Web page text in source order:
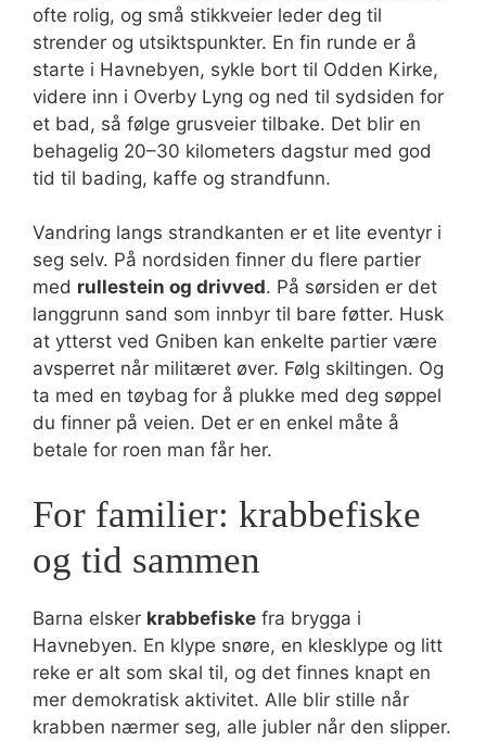
ofte rolig, og små stikkveier leder deg til
strender og utsiktspunkter. En fin runde er å
starte i Havnebyen, sykle bort til Odden Kirke,
videre inn i Overby Lyng og ned til sydsiden for
et bad, så følge grusveier tilbake. Det blir en
behagelig 20–30 kilometers dagstur med god
tid til bading, kaffe og strandfunn.
Vandring langs strandkanten er et lite eventyr i
seg selv. På nordsiden finner du flere partier
med rullestein og drivved. På sørsiden er det
langgrunn sand som innbyr til bare føtter. Husk
at ytterst ved Gniben kan enkelte partier være
avsperret når militæret øver. Følg skiltingen. Og
ta med en tøybag for å plukke med deg søppel
du finner på veien. Det er en enkel måte å
betale for roen man får her.
For familier: krabbefiske
og tid sammen
Barna elsker krabbefiske fra brygga i
Havnebyen. En klype snøre, en klesklype og litt
reke er alt som skal til, og det finnes knapt en
mer demokratisk aktivitet. Alle blir stille når
krabben nærmer seg, alle jubler når den slipper.